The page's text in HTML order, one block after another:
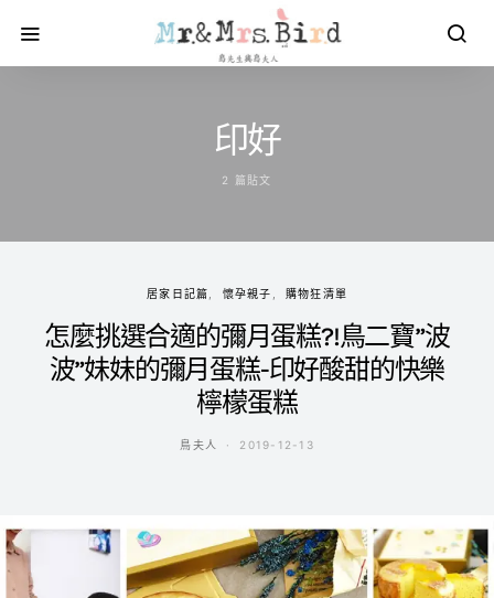
印好
2 篇貼文
居家日記篇 懷孕親子 購物狂清單
怎麼挑選合適的彌月蛋糕?!鳥二寶”波
波”妹妹的彌月蛋糕-印好酸甜的快樂
檸檬蛋糕
鳥夫人 2019-12-13